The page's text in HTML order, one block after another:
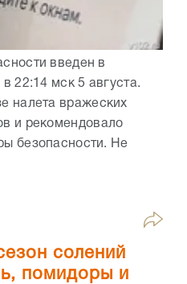
введен в
22:14 мск 5 августа.
налета вражеских
и рекомендовало
безопасности. Не
солений
помидоры и